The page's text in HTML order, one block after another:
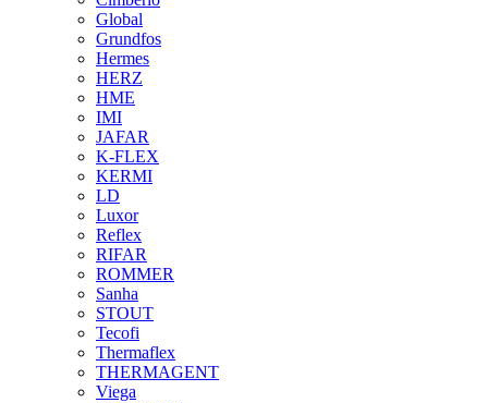
Global
Grundfos
Hermes
HERZ
HME
IMI
JAFAR
K-FLEX
KERMI
LD
Luxor
Reflex
RIFAR
ROMMER
Sanha
STOUT
Tecofi
Thermaflex
THERMAGENT
Viega